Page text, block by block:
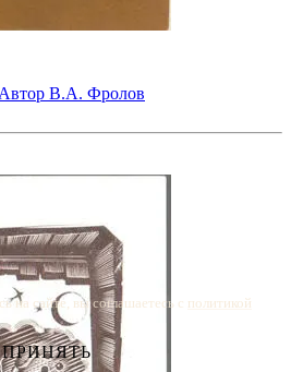
В.А. Фролов
на сайте, вы соглашаетесь с политикой
ПРИНЯТЬ